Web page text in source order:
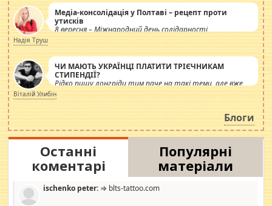
Медіа-консолідація у Полтаві – рецепт проти
утисків
8 вересня – Міжнародний день солідарності
журналістів.
Надія Труш
ЧИ МАЮТЬ УКРАЇНЦІ ПЛАТИТИ ТРІЄЧНИКАМ
СТИПЕНДІЇ?
Рідко пишу лонгріди тим паче на такі теми, але вже
просто дістало! Обурюють сьогоднішні інсенуації
навколо стипендіального питання. Штучно
роздувається ще одна соціальна катастрофа.
Віталій Улибін
Блоги
Останні
коментарі
Популярні
матеріали
ischenko peter: ⇒ blts-tattoo.com